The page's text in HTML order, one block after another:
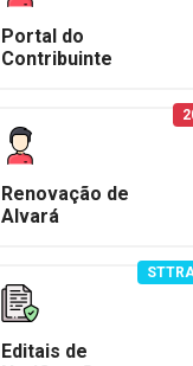
Portal do
Contribuinte
Renovação de
Alvará
Editais de